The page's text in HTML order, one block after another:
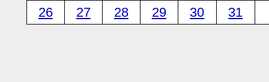
26
27 28 29 30 31